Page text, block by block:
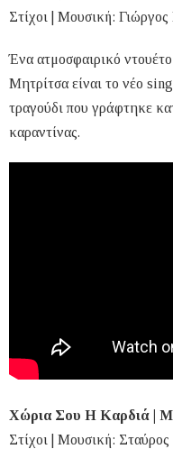
Στίχοι | Μουσική: Γιώργος
Ένα ατμοσφαιρικό
Μητρίτσα είναι το νέο
τραγούδι που γράφτηκε
καραντίνας.
Χώρια Σου Η Καρδιά |
Στίχοι | Μουσική: Σταύρος